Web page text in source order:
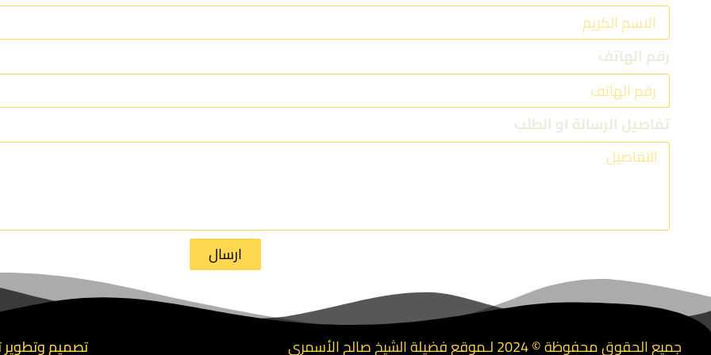
رقم الهاتف
تفاصيل الرسالة او الطلب
ارسال
جميع الحقوق محفوظة © 2024 لـموقع فضيلة الشيخ صالح الأسمري تصميم وتطوير